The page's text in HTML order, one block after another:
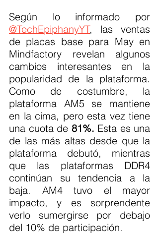
@TechEpiphanyYT, las ventas
de placas base para May en
Mindfactory revelan algunos
cambios interesantes en la
popularidad de la plataforma.
Como de costumbre, la
plataforma AM5 se mantiene
en la cima, pero esta vez tiene
una cuota de 81%. Esta es una
de las más altas desde que la
plataforma debutó, mientras
que las plataformas DDR4
continúan su tendencia a la
baja. AM4 tuvo el mayor
impacto, y es sorprendente
verlo sumergirse por debajo
del 10% de participación.